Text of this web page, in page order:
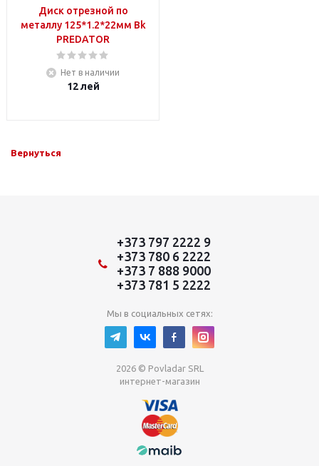
Диск отрезной по
металлу 125*1.2*22мм Bk
PREDATOR
Нет в наличии
12лей
Вернуться
+373 797 2222 9
+373 780 6 2222
+373 7 888 9000
+373 781 5 2222
Мы в социальных сетях:
2026 © Povladar SRL
интернет-магазин